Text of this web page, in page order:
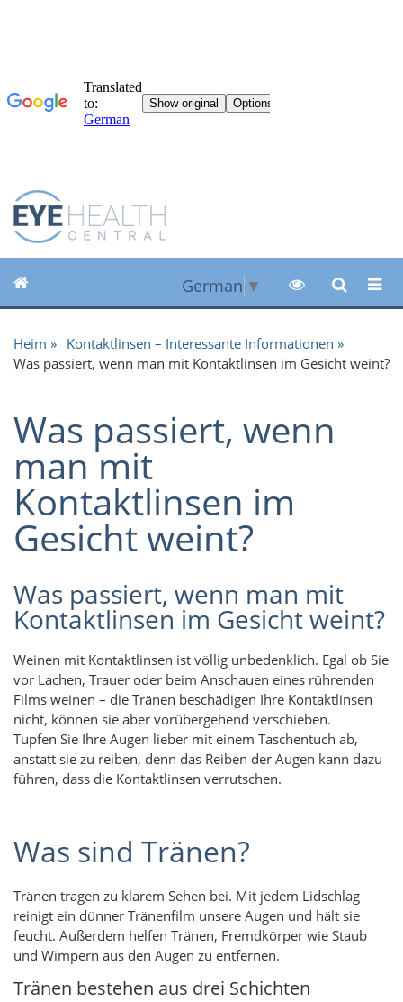
German ▼
Heim
Kontaktlinsen – Interessante Informationen
Was passiert, wenn man mit Kontaktlinsen im Gesicht weint?
Was passiert, wenn
man mit
Kontaktlinsen im
Gesicht weint?
Was passiert, wenn man mit
Kontaktlinsen im Gesicht weint?
Weinen mit Kontaktlinsen ist völlig unbedenklich. Egal ob Sie
vor Lachen, Trauer oder beim Anschauen eines rührenden
Films weinen – die Tränen beschädigen Ihre Kontaktlinsen
nicht, können sie aber vorübergehend verschieben.
Tupfen Sie Ihre Augen lieber mit einem Taschentuch ab,
anstatt sie zu reiben, denn das Reiben der Augen kann dazu
führen, dass die Kontaktlinsen verrutschen.
Was sind Tränen?
Tränen tragen zu klarem Sehen bei. Mit jedem Lidschlag
reinigt ein dünner Tränenfilm unsere Augen und hält sie
feucht. Außerdem helfen Tränen, Fremdkörper wie Staub
und Wimpern aus den Augen zu entfernen.
Tränen bestehen aus drei Schichten